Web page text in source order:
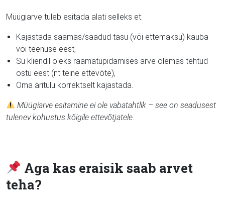
Müügiarve tuleb esitada alati selleks et:
Kajastada saamas/saadud tasu (või ettemaksu) kauba
või teenuse eest,
Su kliendil oleks raamatupidamises arve olemas tehtud
ostu eest (nt teine ettevõte),
Oma äritulu korrektselt kajastada.
Müügiarve esitamine ei ole vabatahtlik – see on seadusest
tulenev kohustus kõigile ettevõtjatele.
Aga kas eraisik saab arvet
teha?